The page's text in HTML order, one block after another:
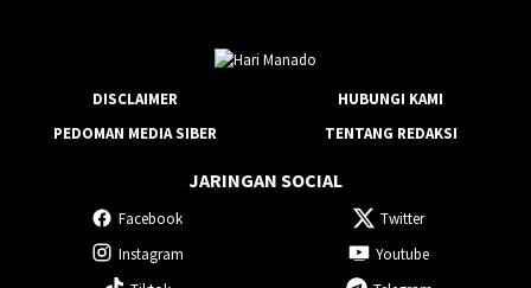
DISCLAIMER
HUBUNGI KAMI
PEDOMAN MEDIA SIBER
TENTANG REDAKSI
JARINGAN SOCIAL
Facebook
Twitter
Instagram
Youtube